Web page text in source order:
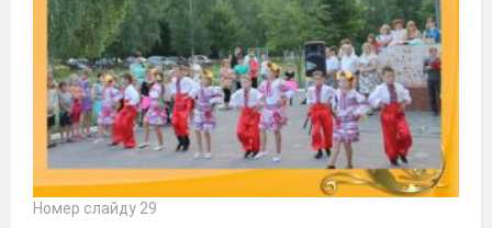
Номер слайду 29